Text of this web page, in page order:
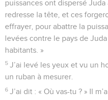
puissances ont dispersé
redresse la tête, et ces
effrayer, pour abattre la
levées contre le pays de
habitants. »
5 J’ai levé les yeux et vu un
un ruban à mesurer.
6 J’ai dit : « Où vas-tu ? » Il